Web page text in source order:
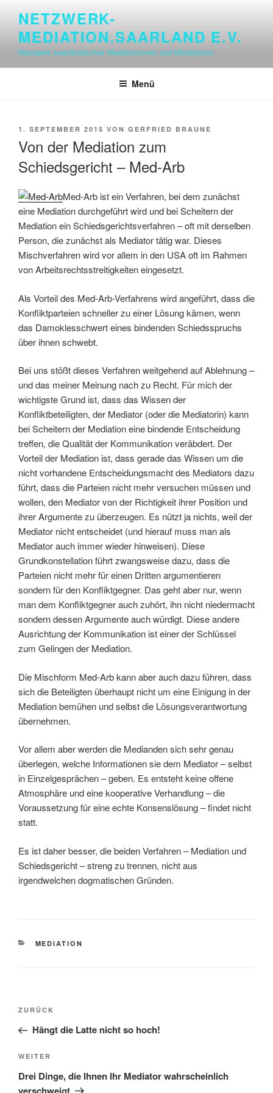
springen
NETZWERK-
MEDIATION.SAARLAND E.V.
Netzwerk saarländischer Mediatorinnen und Mediatoren
Menü
VERÖFFENTLICHT
1. SEPTEMBER 2015 VON GERFRIED BRAUNE
Von der Mediation zum
Schiedsgericht – Med-Arb
Med-Arb ist ein Verfahren, bei dem zunächst
eine Mediation durchgeführt wird und bei Scheitern der
Mediation ein Schiedsgerichtsverfahren – oft mit derselben
Person, die zunächst als Mediator tätig war. Dieses
Mischverfahren wird vor allem in den USA oft im Rahmen
von Arbeitsrechtsstreitigkeiten eingesetzt.
Als Vorteil des Med-Arb-Verfahrens wird angeführt, dass die
Konfliktparteien schneller zu einer Lösung kämen, wenn
das Damoklesschwert eines bindenden Schiedsspruchs
über ihnen schwebt.
Bei uns stößt dieses Verfahren weitgehend auf Ablehnung –
und das meiner Meinung nach zu Recht. Für mich der
wichtigste Grund ist, dass das Wissen der
Konfliktbeteiligten, der Mediator (oder die Mediatorin) kann
bei Scheitern der Mediation eine bindende Entscheidung
treffen, die Qualität der Kommunikation veräbdert. Der
Vorteil der Mediation ist, dass gerade das Wissen um die
nicht vorhandene Entscheidungsmacht des Mediators dazu
führt, dass die Parteien nicht mehr versuchen müssen und
wollen, den Mediator von der Richtigkeit ihrer Position und
ihrer Argumente zu überzeugen. Es nützt ja nichts, weil der
Mediator nicht entscheidet (und hierauf muss man als
Mediator auch immer wieder hinweisen). Diese
Grundkonstellation führt zwangsweise dazu, dass die
Parteien nicht mehr für einen Dritten argumentieren
sondern für den Konfliktgegner. Das geht aber nur, wenn
man dem Konfliktgegner auch zuhört, ihn nicht niedermacht
sondern dessen Argumente auch würdigt. Diese andere
Ausrichtung der Kommunikation ist einer der Schlüssel
zum Gelingen der Mediation.
Die Mischform Med-Arb kann aber auch dazu führen, dass
sich die Beteiligten überhaupt nicht um eine Einigung in der
Mediation bemühen und selbst die Lösungsverantwortung
übernehmen.
Vor allem aber werden die Medianden sich sehr genau
überlegen, welche Informationen sie dem Mediator – selbst
in Einzelgesprächen – geben. Es entsteht keine offene
Atmosphäre und eine kooperative Verhandlung – die
Voraussetzung für eine echte Konsenslösung – findet nicht
statt.
Es ist daher besser, die beiden Verfahren – Mediation und
Schiedsgericht – streng zu trennen, nicht aus
irgendwelchen dogmatischen Gründen.
KATEGORIEN
MEDIATION
Beitragsnavigation
Vorheriger
Beitrag
ZURÜCK
Hängt die Latte nicht so hoch!
Nächster
Beitrag
WEITER
Drei Dinge, die Ihnen Ihr Mediator wahrscheinlich